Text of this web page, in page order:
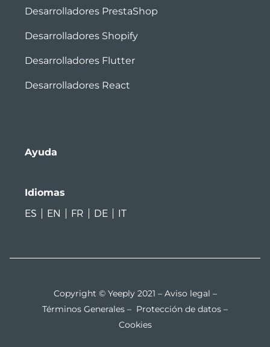
Desarrolladores PrestaShop
Desarrolladores Shopify
Desarrolladores Flutter
Desarrolladores React
Ayuda
Idiomas
ES
EN FR DE IT
Copyright © Yeeply 2021 – Aviso legal –
Términos Generales – Protección de datos –
Cookies